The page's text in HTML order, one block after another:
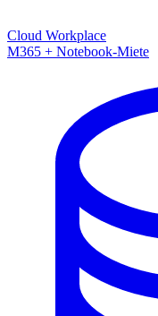
Cloud Workplace
M365 + Notebook-Miete